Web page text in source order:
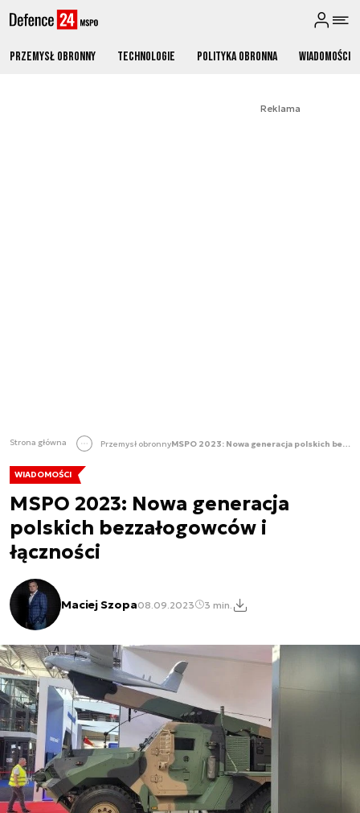
Przemysł obronny Technologie Polityka obronna Wiadomości
Reklama
Strona główna Przemysł obronny MSPO 2023: Nowa generacja polskich bezzałogowców i łączności
WIADOMOŚCI
MSPO 2023: Nowa generacja
polskich bezzałogowców i
łączności
Maciej Szopa08.09.2023 3 min.